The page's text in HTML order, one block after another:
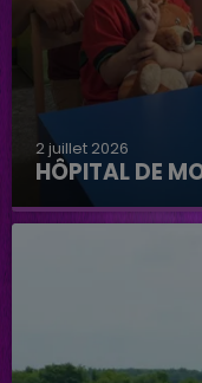
2 juillet 2026
HÔPITAL DE
Hôpital de mon